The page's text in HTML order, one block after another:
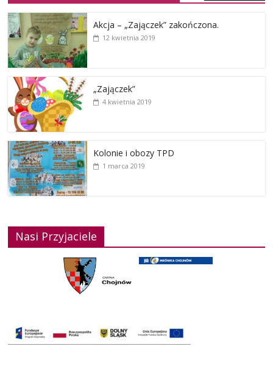
Akcja – „Zajączek” zakończona.
12 kwietnia 2019
„Zajączek”
4 kwietnia 2019
Kolonie i obozy TPD
1 marca 2019
Nasi Przyjaciele